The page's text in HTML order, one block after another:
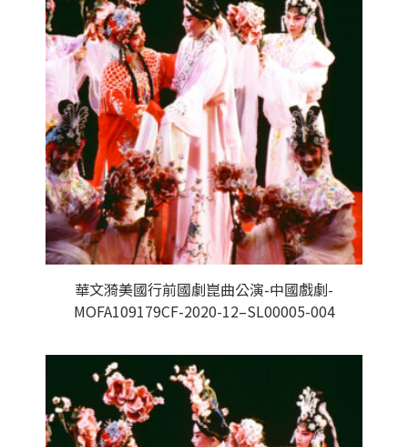
華文漪美國行前國劇崑曲公演-中國戲劇-
MOFA109179CF-2020-12–SL00005-004